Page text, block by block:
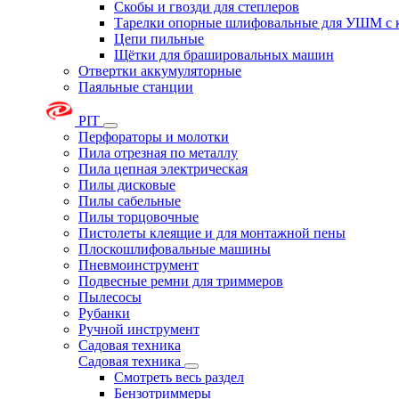
Скобы и гвозди для степлеров
Тарелки опорные шлифовальные для УШМ с
Цепи пильные
Щётки для брашировальных машин
Отвертки аккумуляторные
Паяльные станции
PIT
Перфораторы и молотки
Пила отрезная по металлу
Пила цепная электрическая
Пилы дисковые
Пилы сабельные
Пилы торцовочные
Пистолеты клеящие и для монтажной пены
Плоскошлифовальные машины
Пневмоинструмент
Подвесные ремни для триммеров
Пылесосы
Рубанки
Ручной инструмент
Садовая техника
Садовая техника
Смотреть весь раздел
Бензотриммеры